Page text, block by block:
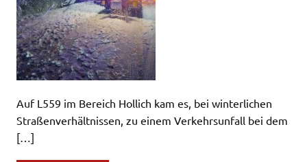
Auf L559 im Bereich Hollich kam es, bei winterlichen
Straßenverhältnissen, zu einem Verkehrsunfall bei dem
[…]